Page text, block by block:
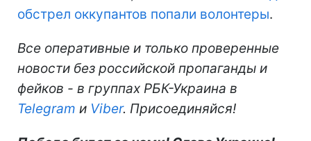
обстрел оккупантов попали волонтеры.
Все оперативные и только проверенные
новости без российской пропаганды и
фейков - в группах РБК-Украина в
Telegram и Viber. Присоединяйся!